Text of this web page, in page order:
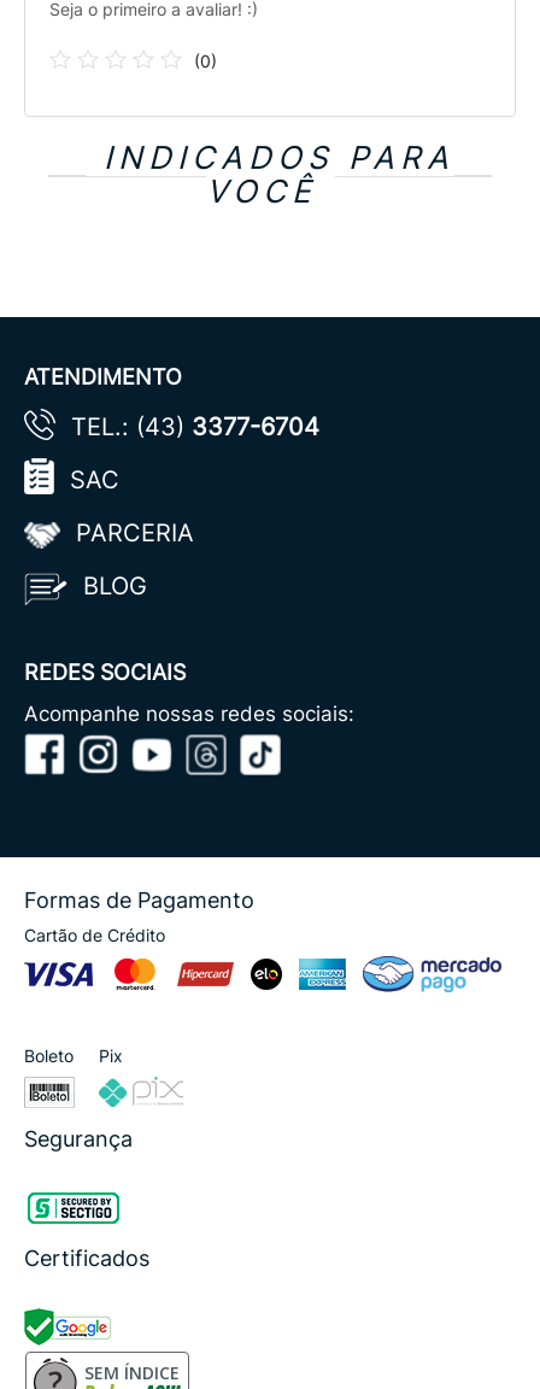
Seja o primeiro a avaliar! :)
(0)
INDICADOS PARA
VOCÊ
ATENDIMENTO
TEL.: (43) 3377-6704
SAC
PARCERIA
BLOG
REDES SOCIAIS
Acompanhe nossas redes sociais:
Formas de Pagamento
Cartão de Crédito
Boleto Pix
Segurança
Certificados
SEM ÍNDICE